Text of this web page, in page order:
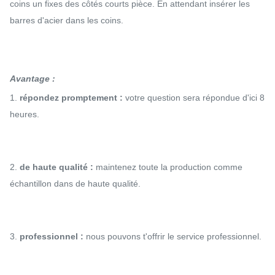
coins un fixes des côtés courts pièce. En attendant insérer les
barres d'acier dans les coins.
Avantage :
1. répondez promptement : votre question sera répondue d'ici 8
heures.
2. de haute qualité : maintenez toute la production comme
échantillon dans de haute qualité.
3. professionnel : nous pouvons t'offrir le service professionnel.